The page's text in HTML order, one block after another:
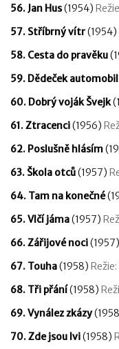
56. Jan Hus(1954)
57. Stříbrný vítr(1954)
58. Cesta do pravěku
59. Dědeček automobil
60. Dobrý voják Švejk
61. Ztracenci(1956)
62. Poslušně hlásím
63. Škola otců(1957)
64. Tam na konečné
65. Vlčí jáma(1957)
66. Zářijové noci(1957)
67. Touha(1958)
68. Tři přání(1958)
69. Vynález zkázy
70. Zde jsou lvi(1958)